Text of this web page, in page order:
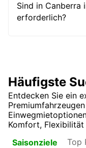
Sind in Canberra
erforderlich?
Häufigste
Entdecken Sie ein
Komfort,
Saisonziele
Top